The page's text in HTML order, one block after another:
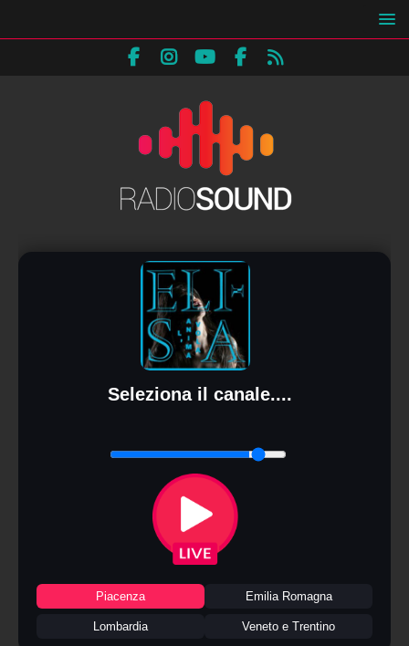
Seleziona il canale....
Piacenza Emilia Romagna
Lombardia Veneto e Trentino